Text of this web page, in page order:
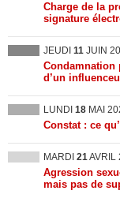
Charge de la
signature
JEUDI 11 JUIN
Condamnation
d’un
LUNDI 18 MAI
Constat : ce
MARDI 21AVRIL
Agression
mais pas de